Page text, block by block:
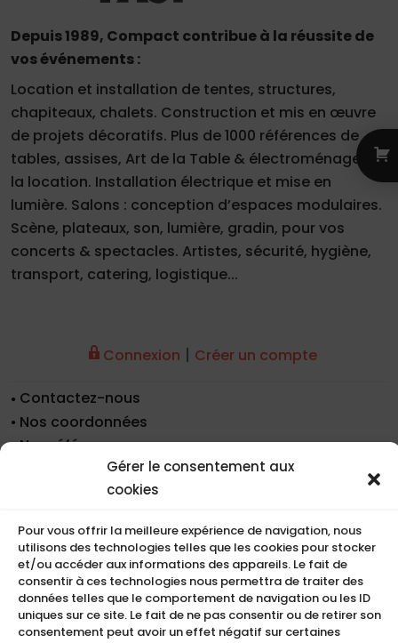
Gérer le consentement aux
cookies
Pour vous offrir la meilleure expérience de navigation, nous
utilisons des technologies telles que les cookies pour stocker
et/ou accéder aux informations des appareils. Le fait de
consentir à ces technologies nous permettra de traiter des
données telles que le comportement de navigation ou les ID
uniques sur ce site. Le fait de ne pas consentir ou de retirer son
consentement peut avoir un effet négatif sur certaines
Depuis 1989, Compact contribue à la réussite de
vos événements :
Location et installation de tentes, structures,
chapiteaux, chalets. Construction et mis en œuvre
de projets décoratifs. Plus de 1000 références de
tables, assises, Art de la Table & électroménager à
la location. Installation électrique et mise en
lumière. Salons : conception d’espaces modulaires.
Scène, plateaux, son, lumière, gradin, pour vos
concerts & spectacles. Artistes, sécurité, hygiène,
transport, catering, logistique...
Connexion | Créer un compte
Contactez-nous
Nos coordonnées
Nos références
Recrutement
Conditions de location
Mentions légales
Politique de cookies (UE)
COMPACT